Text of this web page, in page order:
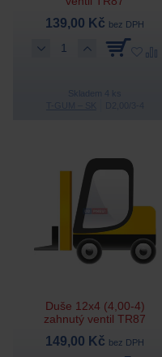
139,00 Kč bez DPH
Skladem 4 ks
Duše 12x4 (4,00-4)
zahnutý ventil TR87
149,00 Kč bez DPH